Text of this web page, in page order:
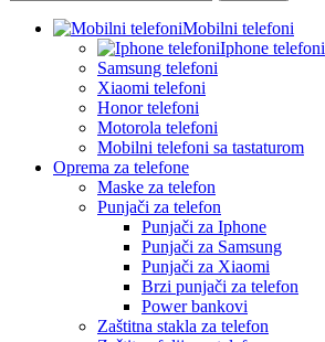
Mobilni telefoni
Iphone telefoni
Samsung telefoni
Xiaomi telefoni
Honor telefoni
Motorola telefoni
Mobilni telefoni sa tastaturom
Oprema za telefone
Maske za telefon
Punjači za telefon
Punjači za Iphone
Punjači za Samsung
Punjači za Xiaomi
Brzi punjači za telefon
Power bankovi
Zaštitna stakla za telefon